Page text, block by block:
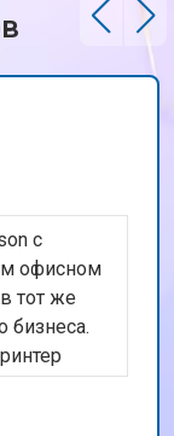
с
офисном
тот же
бизнеса.
за